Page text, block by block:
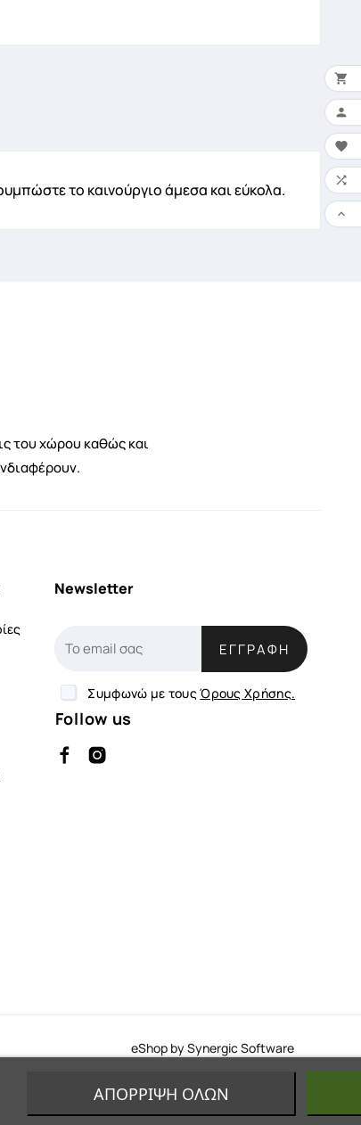
το καινούργιο άμεσα και εύκολα.
του χώρου καθώς και
Newsletter
ΕΓΓΡΑΦΉ
Συμφωνώ με τουςΌρους Χρήσης.
Follow us
ΑΠΌΡΡΙΨΗ ΌΛΩΝ


Ο



eShop by Synergic Software